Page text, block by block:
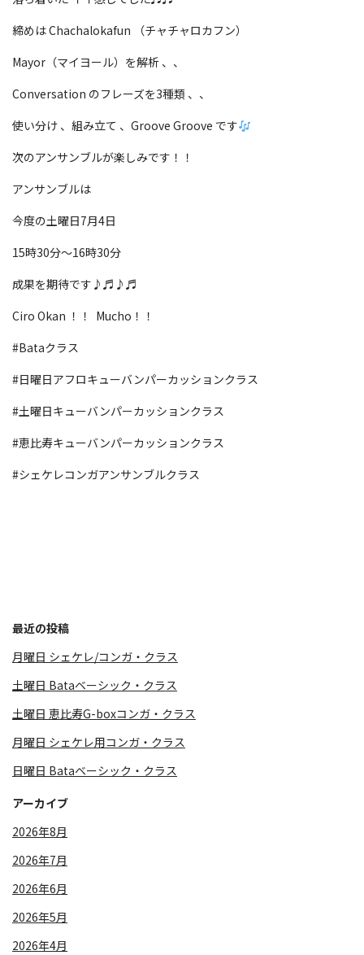
締めは Chachalokafun （チャチャロカフン）
Mayor（マイヨール）を解析 、、
Conversation のフレーズを3種類 、、
使い分け 、組み立て 、Groove Groove です
次のアンサンブルが楽しみです！！
アンサンブルは
今度の土曜日7月4日
15時30分〜16時30分
成果を期待です♪♬♪♬
Ciro Okan ！！ Mucho！！
#Bataクラス
#日曜日アフロキューバンパーカッションクラス
#土曜日キューバンパーカッションクラス
#恵比寿キューバンパーカッションクラス
#シェケレコンガアンサンブルクラス
最近の投稿
月曜日 シェケレ/コンガ・クラス
土曜日 Bataベーシック・クラス
土曜日 恵比寿G-boxコンガ・クラス
月曜日 シェケレ用コンガ・クラス
日曜日 Bataベーシック・クラス
アーカイブ
2026年8月
2026年7月
2026年6月
2026年5月
2026年4月